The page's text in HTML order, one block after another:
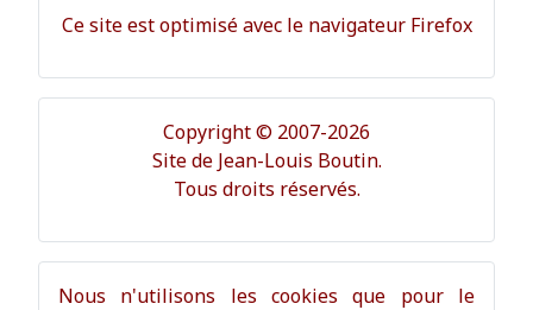
Ce site est optimisé avec le navigateur Firefox
Copyright © 2007-2026
Site de Jean-Louis Boutin.
Tous droits réservés.
Nous n'utilisons les cookies que pour le